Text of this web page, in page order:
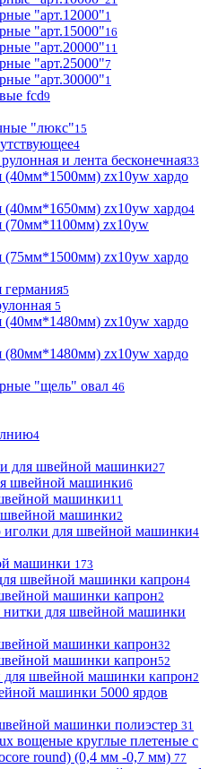
"арт.12000"1
"арт.15000"16
"арт.20000"11
"арт.25000"7
"арт.30000"1
fcd9
"люкс"15
4
и лента бесконечная33
(40мм*1500мм) zx10yw хардо
(40мм*1650мм) zx10yw хардо4
(70мм*1100мм) zx10yw
(75мм*1500мм) zx10yw хардо
германия5
5
(40мм*1480мм) zx10yw хардо
(80мм*1480мм) zx10yw хардо
"щель" овал 46
4
для швейной машинки27
швейной машинки6
машинки11
машинки2
иголки для швейной машинки4
машинки 173
швейной машинки капрон4
машинки капрон2
нитки для швейной машинки
машинки капрон32
машинки капрон52
для швейной машинки капрон2
машинки 5000 ярдов
машинки полиэстер 31
вощеные круглые плетеные с
round) (0,4 мм -0,7 мм) 77